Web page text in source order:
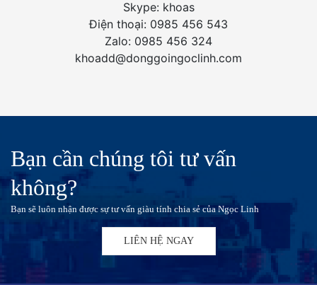
Skype: khoas
Điện thoại: 0985 456 543
Zalo: 0985 456 324
khoadd@donggoingoclinh.com
Bạn cần chúng tôi tư vấn
không?
Bạn sẽ luôn nhận được sự tư vấn giàu tính chia sẻ của Ngọc Linh
LIÊN HỆ NGAY